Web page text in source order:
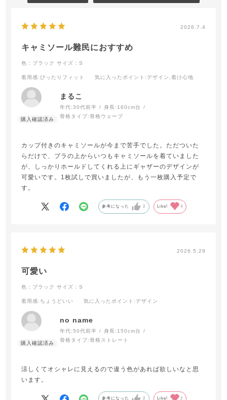
2026.7.4
キャミソール難民におすすめ
色：ブラック サイズ：S
着用感:ぴったりフィット 気に入ったポイント :デザイン,着け心地
まるこ
年代:30代前半 身長: 160cm台
骨格タイプ:骨格ウェーブ
カップ付きのキャミソールが今まで苦手でした。ただついた
らだけで、ブラの上からいつもキャミソールを着ていました
が、しっかりホールドしてくれる上にギャザーのデザインが
可愛いです。1枚試しで買いましたが、もう一枚購入予定で
す。
参考になった 2 Like! 4
2026.5.29
可愛い
色：ブラック サイズ：S
着用感:ちょうどいい 気に入ったポイント :デザイン
no name
年代:50代前半 身長: 150cm台
骨格タイプ:骨格ストレート
涼しくてオシャレに見えるので違う色があれば欲しいなと思
います。
参考になった 2 Like! 2